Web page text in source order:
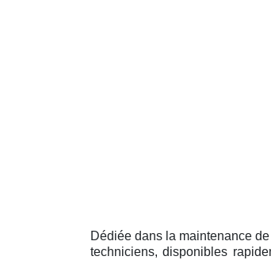
Dédiée dans la maintenance
techniciens, disponibles